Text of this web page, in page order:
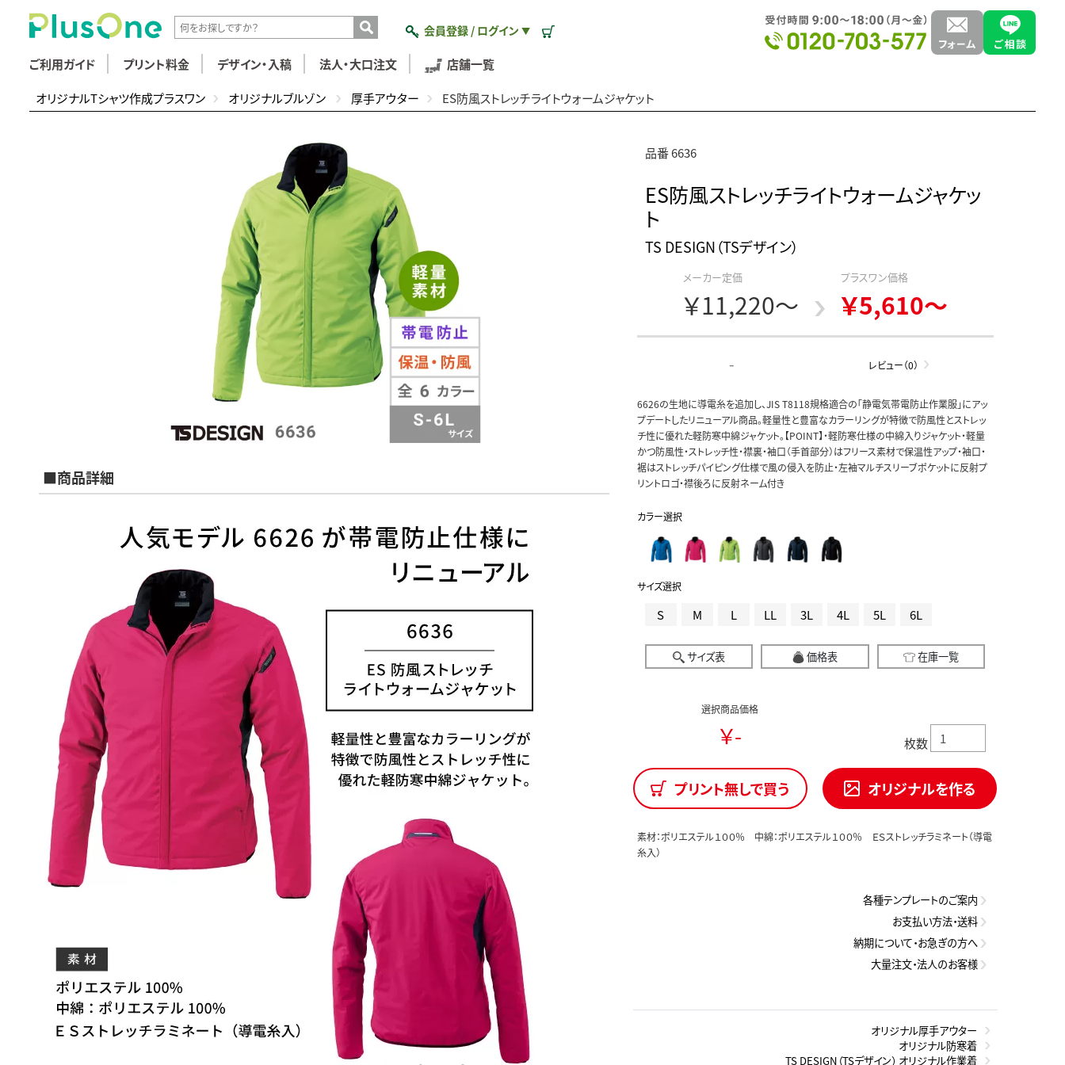
会員登録 / ログイン ▼
ご利用ガイド プリント料金 デザイン・入稿 法人・大口注文 店舗一覧
オリジナルTシャツ作成プラスワン オリジナルブルゾン 厚手アウター ES防風ストレッチライトウォームジャケット
■商品詳細
品番 6636
ES防風ストレッチライトウォームジャケッ
ト
TS DESIGN（TSデザイン）
メーカー定価
￥11,220～
プラスワン価格
￥5,610～
- レビュー（0）
6626の生地に導電糸を追加し、JIS T8118規格適合の「静電気帯電防止作業服」にアッ
プデートしたリニューアル商品。軽量性と豊富なカラーリングが特徴で防風性とストレッ
チ性に優れた軽防寒中綿ジャケット。【POINT】・軽防寒仕様の中綿入りジャケット・軽量
かつ防風性・ストレッチ性・襟裏・袖口（手首部分）はフリース素材で保温性アップ・袖口・
裾はストレッチパイピング仕様で風の侵入を防止・左袖マルチスリーブポケットに反射プ
リントロゴ・襟後ろに反射ネーム付き
カラー選択
サイズ選択
S M L LL 3L 4L 5L 6L
サイズ表 価格表 在庫一覧
選択商品価格
￥- 枚数
プリント無しで買う オリジナルを作る
素材：ポリエステル１００％ 中綿：ポリエステル１００％ ＥＳストレッチラミネート（導電
糸入）
各種テンプレートのご案内
お支払い方法・送料
納期について・お急ぎの方へ
大量注文・法人のお客様
オリジナル厚手アウター
オリジナル防寒着
TS DESIGN（TSデザイン） オリジナル作業着